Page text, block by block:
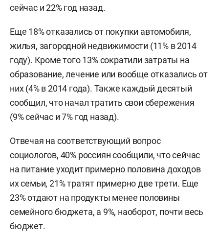
сейчас и 22% год назад.
Еще 18% отказались от покупки автомобиля,
жилья, загородной недвижимости (11% в 2014
году). Кроме того 13% сократили затраты на
образование, лечение или вообще отказались от
них (4% в 2014 года). Также каждый десятый
сообщил, что начал тратить свои сбережения
(9% сейчас и 7% год назад).
Отвечая на соответствующий вопрос
социологов, 40% россиян сообщили, что сейчас
на питание уходит примерно половина доходов
их семьи, 21% тратят примерно две трети. Еще
23% отдают на продукты менее половины
семейного бюджета, а 9%, наоборот, почти весь
бюджет.